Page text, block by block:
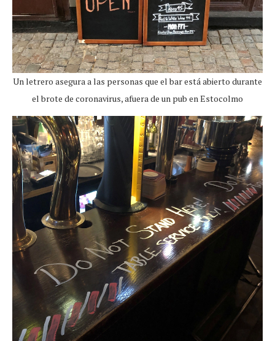
Un letrero asegura a las personas que el bar está abierto durante
el brote de coronavirus, afuera de un pub en Estocolmo